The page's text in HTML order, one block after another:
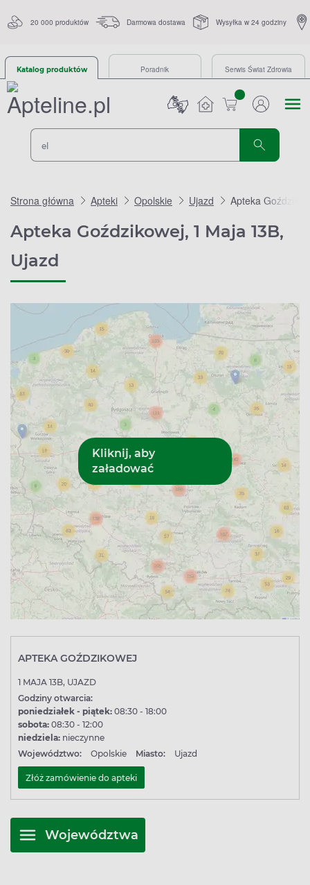
20 000 produktów Darmowa dostawa Wysyłka w 24 godziny
Katalog produktów Poradnik Serwis Świat Zdrowia
sztuk
Strona główna Apteki Opolskie Ujazd Apteka
Apteka Goździkowej, 1 Maja 13B,
Ujazd
APTEKA GOŹDZIKOWEJ
1 MAJA 13B, UJAZD
Godziny otwarcia:
poniedziałek - piątek: 08:30 - 18:00
sobota: 08:30 - 12:00
niedziela: nieczynne
Województwo:
Opolskie Miasto: Ujazd
Złóż zamówienie do apteki
Województwa